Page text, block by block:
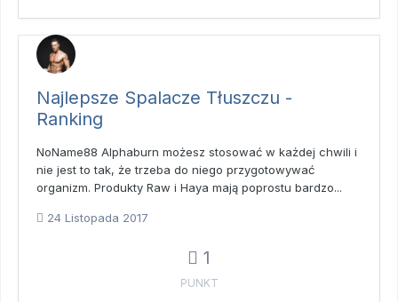
Najlepsze Spalacze Tłuszczu -
Ranking
NoName88 Alphaburn możesz stosować w każdej chwili i
nie jest to tak, że trzeba do niego przygotowywać
organizm. Produkty Raw i Haya mają poprostu bardzo...
24 Listopada 2017
1
PUNKT